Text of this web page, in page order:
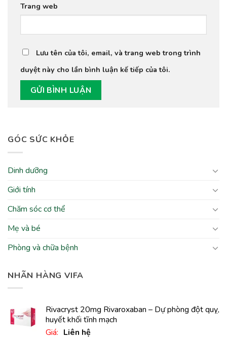
GÓC SỨC KHỎE
Dinh dưỡng
Giới tính
Chăm sóc cơ thể
Mẹ và bé
Phòng và chữa bệnh
NHÃN HÀNG VIFA
Rivacryst 20mg Rivaroxaban – Dự phòng đột quỵ,
huyết khối tĩnh mạch
Giá: Liên hệ
Trang web
Lưu tên của tôi, email, và trang web trong trình
duyệt này cho lần bình luận kế tiếp của tôi.